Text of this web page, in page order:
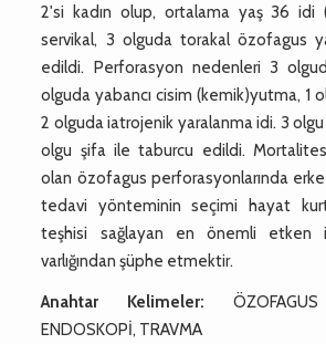
2'si kadın olup, ortalama yaş 36 idi
servikal, 3 olguda torakal özofagus
edildi. Perforasyon nedenleri 3
olguda yabancı cisim (kemik)yutma, 1
2 olguda iatrojenik yaralanma idi. 3
olgu şifa ile taburcu edildi.
olan özofagus perforasyonlarında
tedavi yönteminin seçimi hayat
teşhisi sağlayan en önemli etken
varlığından şüphe etmektir.
Anahtar Kelimeler: ÖZOFAGUS
ENDOSKOPİ, TRAVMA